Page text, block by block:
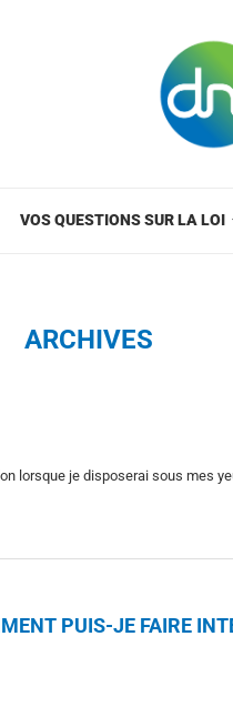
VOS QUESTIONS SUR LA LOI
ARCHIVES
lorsque je disposerai sous mes
PUIS-JE FAIRE